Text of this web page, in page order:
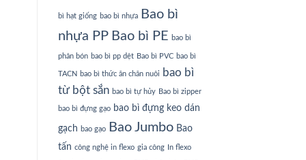
bì hạt giống bao bì nhựa
Bao bì
nhựa PP Bao bì PE bao bì
phân bón bao bì pp dệt Bao bì PVC bao bì
TACN bao bì thức ăn chăn nuôi
bao bì
từ bột sắn bao bì tự hủy Bao bì zipper
bao bì đựng gạo bao bì đựng keo dán
gạch bao gạo Bao Jumbo Bao
tấn công nghệ in flexo gia công In flexo